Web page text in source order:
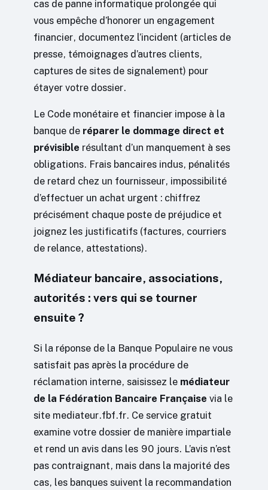
cas de panne informatique prolongée qui
vous empêche d’honorer un engagement
financier, documentez l’incident (articles de
presse, témoignages d’autres clients,
captures de sites de signalement) pour
étayer votre dossier.
Le Code monétaire et financier impose à la
banque de réparer le dommage direct et
prévisible résultant d’un manquement à ses
obligations. Frais bancaires indus, pénalités
de retard chez un fournisseur, impossibilité
d’effectuer un achat urgent : chiffrez
précisément chaque poste de préjudice et
joignez les justificatifs (factures, courriers
de relance, attestations).
Médiateur bancaire, associations,
autorités : vers qui se tourner
ensuite ?
Si la réponse de la Banque Populaire ne vous
satisfait pas après la procédure de
réclamation interne, saisissez le médiateur
de la Fédération Bancaire Française via le
site mediateur.fbf.fr. Ce service gratuit
examine votre dossier de manière impartiale
et rend un avis dans les 90 jours. L’avis n’est
pas contraignant, mais dans la majorité des
cas, les banques suivent la recommandation